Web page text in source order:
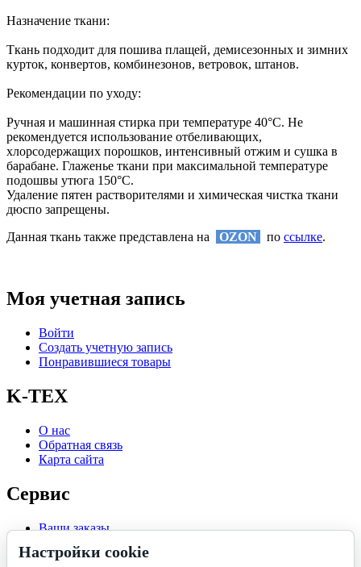
Назначение ткани:
Ткань подходит для пошива плащей, демисезонных и зимних
курток, конвертов, комбинезонов, ветровок, штанов.
Рекомендации по уходу:
Ручная и машинная стирка при температуре 40°С. Не
рекомендуется использование отбеливающих,
хлорсодержащих порошков, интенсивный отжим и сушка в
барабане. Глаженье ткани при максимальной температуре
подошвы утюга 150°С.
Удаление пятен растворителями и химическая чистка ткани
дюспо запрещены.
Данная ткань также представлена на
OZON по ссылке.
Моя учетная запись
Войти
Создать учетную запись
Понравившиеся товары
K-TEX
О нас
Обратная связь
Карта сайта
Сервис
Ваши заказы
Список сравнения
Настройки cookie